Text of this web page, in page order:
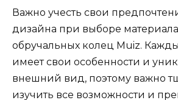
Важно учесть свои
дизайна при выборе
обручальных колец Muiz.
имеет свои особенности и
внешний вид, поэтому важно
изучить все возможности и